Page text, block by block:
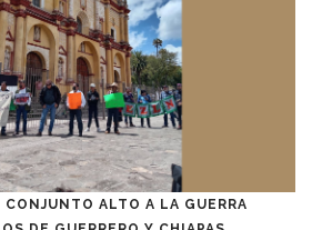
ALTO A LA GUERRA